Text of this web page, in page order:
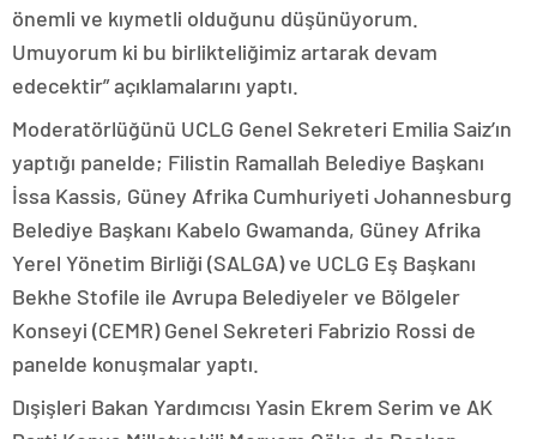
önemli ve kıymetli olduğunu düşünüyorum.
Umuyorum ki bu birlikteliğimiz artarak devam
edecektir” açıklamalarını yaptı.
Moderatörlüğünü UCLG Genel Sekreteri Emilia Saiz’ın
yaptığı panelde; Filistin Ramallah Belediye Başkanı
İssa Kassis, Güney Afrika Cumhuriyeti Johannesburg
Belediye Başkanı Kabelo Gwamanda, Güney Afrika
Yerel Yönetim Birliği (SALGA) ve UCLG Eş Başkanı
Bekhe Stofile ile Avrupa Belediyeler ve Bölgeler
Konseyi (CEMR) Genel Sekreteri Fabrizio Rossi de
panelde konuşmalar yaptı.
Dışişleri Bakan Yardımcısı Yasin Ekrem Serim ve AK